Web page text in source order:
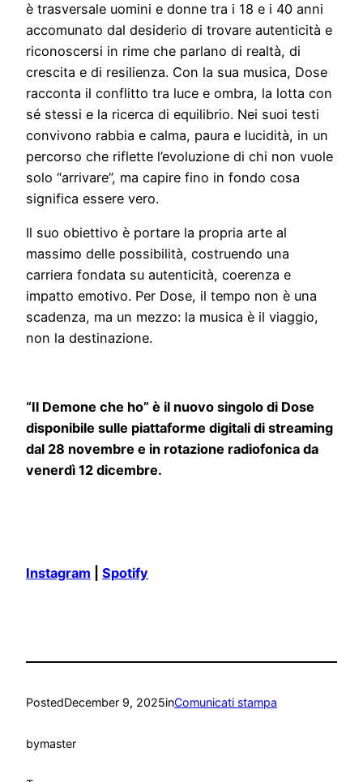
è trasversale uomini e donne tra i 18 e i 40 anni
accomunato dal desiderio di trovare autenticità e
riconoscersi in rime che parlano di realtà, di
crescita e di resilienza. Con la sua musica, Dose
racconta il conflitto tra luce e ombra, la lotta con
sé stessi e la ricerca di equilibrio. Nei suoi testi
convivono rabbia e calma, paura e lucidità, in un
percorso che riflette l’evoluzione di chi non vuole
solo “arrivare”, ma capire fino in fondo cosa
significa essere vero.
Il suo obiettivo è portare la propria arte al
massimo delle possibilità, costruendo una
carriera fondata su autenticità, coerenza e
impatto emotivo. Per Dose, il tempo non è una
scadenza, ma un mezzo: la musica è il viaggio,
non la destinazione.
“Il Demone che ho” è il nuovo singolo di Dose
disponibile sulle piattaforme digitali di streaming
dal 28 novembre e in rotazione radiofonica da
venerdì 12 dicembre.
Instagram Spotify
PostedDecember 9, 2025inComunicati stampa
bymaster